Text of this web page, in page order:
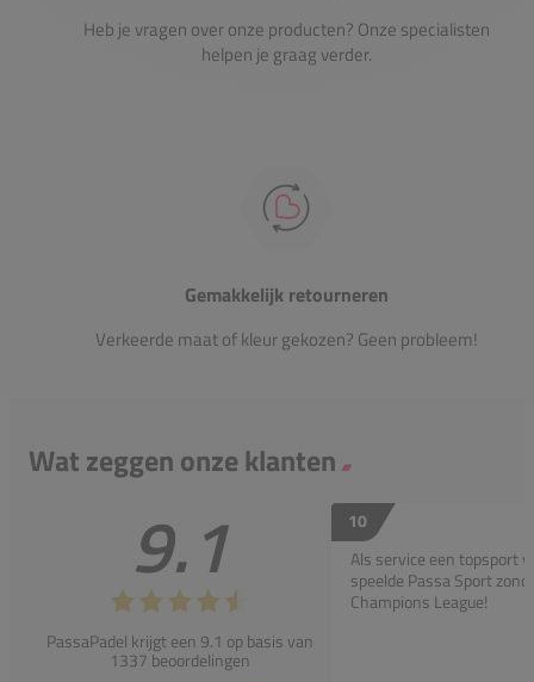
Heb je vragen over onze producten? Onze specialisten
helpen je graag verder.
Gemakkelijk retourneren
Verkeerde maat of kleur gekozen? Geen probleem!
Wat zeggen onze klanten
9.1
PassaPadel krijgt een 9.1 op basis van
1337 beoordelingen
10
Als service een topsport
speelde Passa Sport
Champions League!